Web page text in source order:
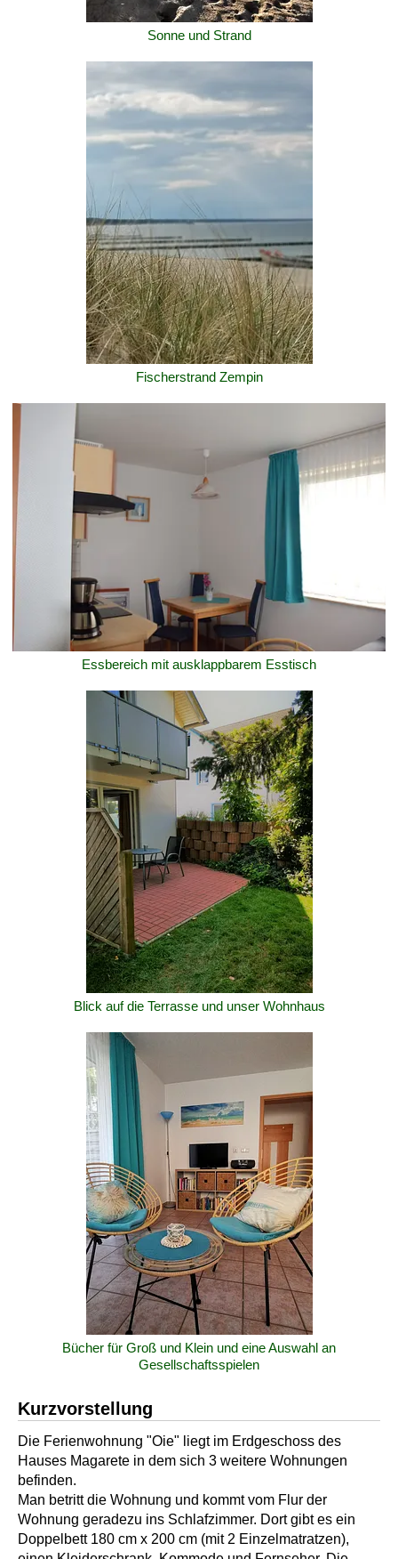
Sonne und Strand
Fischerstrand Zempin
Essbereich mit ausklappbarem Esstisch
Blick auf die Terrasse und unser Wohnhaus
Bücher für Groß und Klein und eine Auswahl an
Gesellschaftsspielen
Kurzvorstellung
Die Ferienwohnung "Oie" liegt im Erdgeschoss des
Hauses Magarete in dem sich 3 weitere Wohnungen
befinden.
Man betritt die Wohnung und kommt vom Flur der
Wohnung geradezu ins Schlafzimmer. Dort gibt es ein
Doppelbett 180 cm x 200 cm (mit 2 Einzelmatratzen),